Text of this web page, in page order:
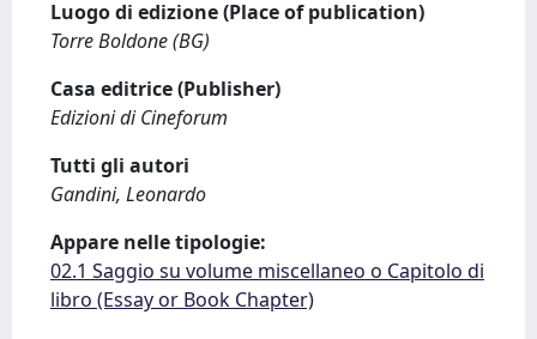
Luogo di edizione (Place of publication)
Torre Boldone (BG)
Casa editrice (Publisher)
Edizioni di Cineforum
Tutti gli autori
Gandini, Leonardo
Appare nelle tipologie:
02.1 Saggio su volume miscellaneo o Capitolo di
libro (Essay or Book Chapter)